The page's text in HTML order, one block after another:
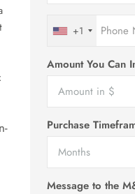
+1
Amount You Can
Purchase
Message to the